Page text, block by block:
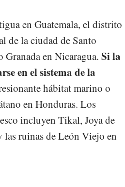
en Guatemala, el distrito
de la ciudad de Santo
en Nicaragua. Si la
en el sistema de la
hábitat marino o
en Honduras. Los
incluyen Tikal, Joya de
las ruinas de León Viejo en